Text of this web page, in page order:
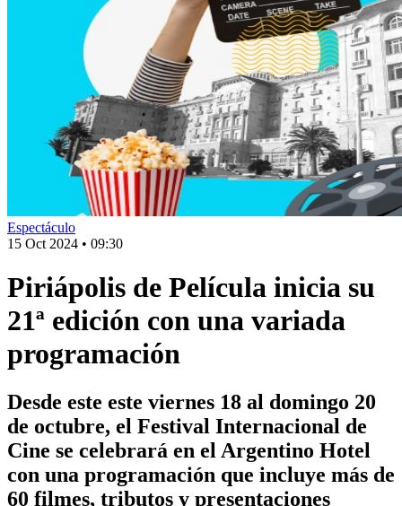
Espectáculo
15 Oct 2024 • 09:30
Piriápolis de Película inicia su
21ª edición con una variada
programación
Desde este este viernes 18 al domingo 20
de octubre, el Festival Internacional de
Cine se celebrará en el Argentino Hotel
con una programación que incluye más de
60 filmes, tributos y presentaciones